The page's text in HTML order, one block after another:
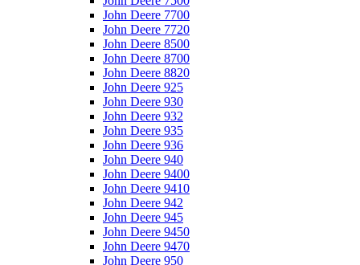
John Deere 7700
John Deere 7720
John Deere 8500
John Deere 8700
John Deere 8820
John Deere 925
John Deere 930
John Deere 932
John Deere 935
John Deere 936
John Deere 940
John Deere 9400
John Deere 9410
John Deere 942
John Deere 945
John Deere 9450
John Deere 9470
John Deere 950